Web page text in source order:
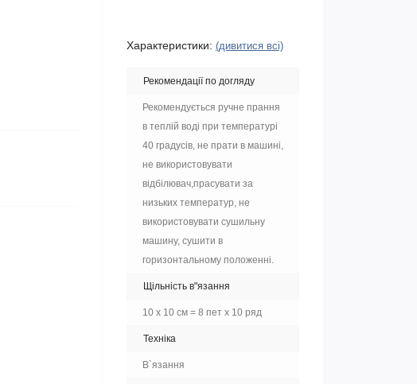
Характеристики: (дивитися всі)
Рекомендації по догляду
Рекомендується ручне прання
в теплій воді при температурі
40 градусів, не прати в машині,
не використовувати
відбілювач,прасувати за
низьких температур, не
використовувати сушильну
машину, сушити в
горизонтальному положенні.
Щільність в"язання
10 х 10 см = 8 пет х 10 ряд
Техніка
В`язання